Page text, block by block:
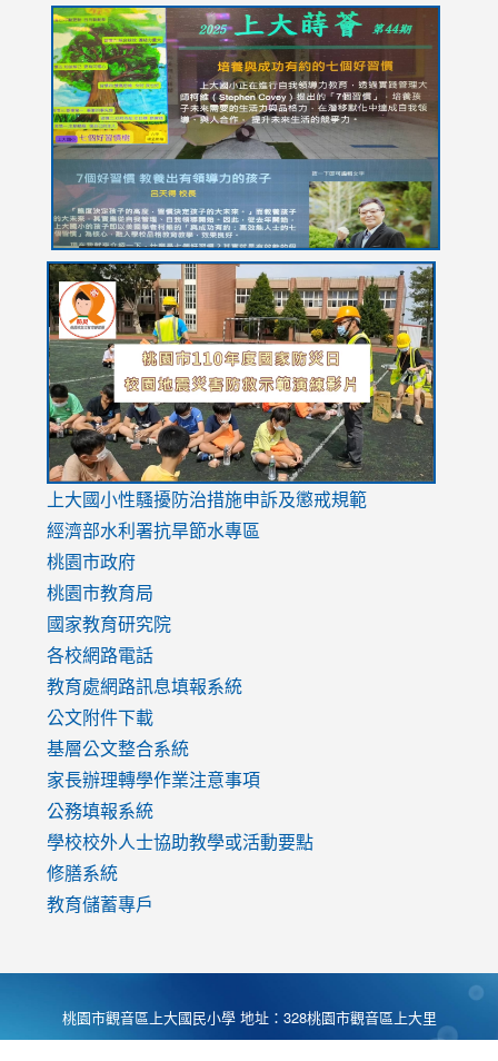
link
to
https://drive.google.com/file/d/1I-
YfDQppRvyMk686kIw6SBbssEIZ6WnT/view?
usp=sharing
link
to
https://sites.google.com/stes.tyc.edu.tw/
link
to
https://drive.google.com/file/d/
usp=sharing
link
to
https://www.youtube.com/watch?
v=mfpNykQ0g4M
上大國小性騷擾防治措施申訴及懲戒規範
經濟部水利署抗旱節水專區
桃園市政府
桃園市教育局
國家教育研究院
各校網路電話
教育處網路訊息填報系統
公文附件下載
基層公文整合系統
家長辦理轉學作業注意事項
公務填報系統
學校校外人士協助教學或活動要點
修膳系統
教育儲蓄專戶
桃園市觀音區上大國民小學 地址：328桃園市觀音區上大里